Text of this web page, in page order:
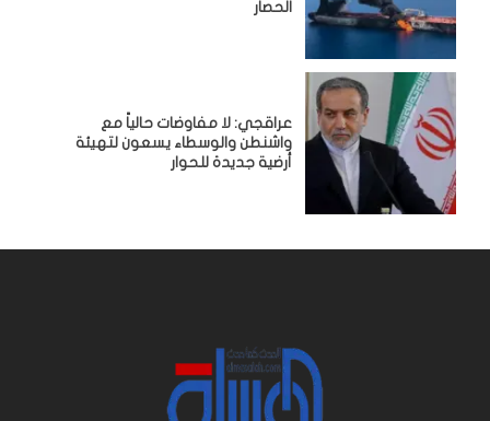
الحصار
عراقجي: لا مفاوضات حالياً مع
واشنطن والوسطاء يسعون لتهيئة
أرضية جديدة للحوار